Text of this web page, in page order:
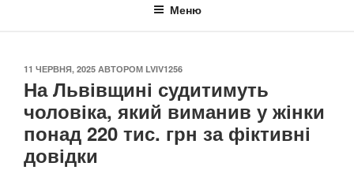
Меню
ОПУБЛІКОВАНО
11 ЧЕРВНЯ, 2025 АВТОРОМ LVIV1256
На Львівщині судитимуть
чоловіка, який виманив у жінки
понад 220 тис. грн за фіктивні
довідки